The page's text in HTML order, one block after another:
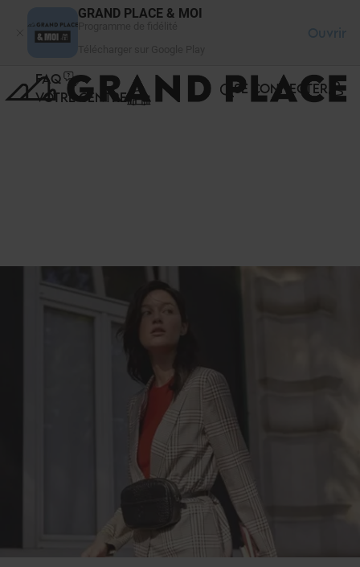
GRAND PLACE & MOI
Ouvrir
FAQ
VOTRE CENTRE
SE CONNECTER
Panneau de gestion des cookies